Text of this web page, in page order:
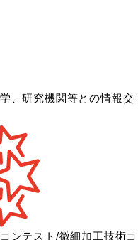
、研究機関等との情報交
ンテスト/微細加工技術コ